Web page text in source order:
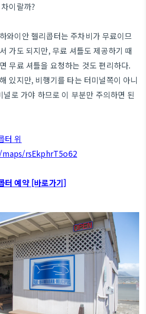
이랄까?
와이안 헬리콥터는 주차비가 무료이므
가도 되지만, 무료 셔틀도 제공하기 때
무료 셔틀을 요청하는 것도 편리하다.
있지만, 비행기를 타는 터미널쪽이 아니
로 가야 하므로 이 부분만 주의하면 된
터 위
rsEkphrT5o62
터 예약 [바로가기]